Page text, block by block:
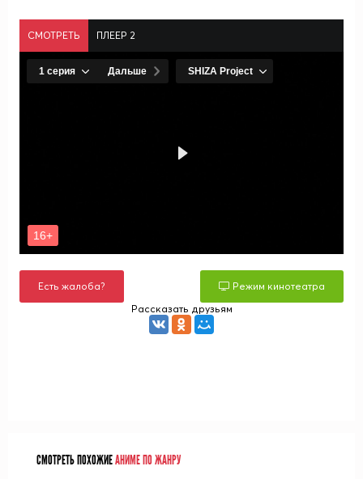
СМОТРЕТЬ ПЛЕЕР 2
Есть жалоба?
Режим кинотеатра
Рассказать друзьям
СМОТРЕТЬ ПОХОЖИЕАНИМЕ ПО ЖАНРУ